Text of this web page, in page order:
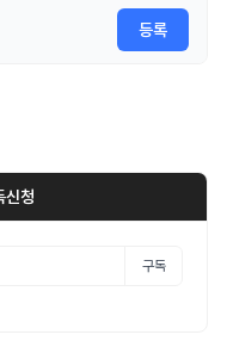
등록
신청
구독